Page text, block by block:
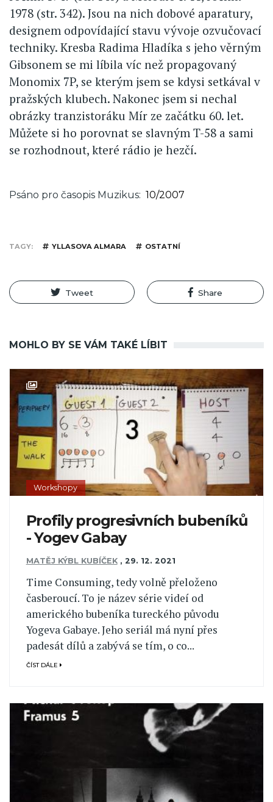
1978 (str. 342). Jsou na nich dobové aparatury,
designem odpovídající stavu vývoje ozvučovací
techniky. Kresba Radima Hladíka s jeho věrným
Gibsonem se mi líbila víc než propagovaný
Monomix 7P, se kterým jsem se kdysi setkával v
pražských klubech. Nakonec jsem si nechal
obrázky tranzistoráku Mír ze začátku 60. let.
Můžete si ho porovnat se slavným T-58 a sami
se rozhodnout, které rádio je hezčí.
Psáno pro časopis Muzikus 10/2007
TAGY YLLASOVA ALMARA OSTATNÍ
Tweet Share
MOHLO BY SE VÁM TAKÉ LÍBIT
Workshopy
Profily progresivních bubeníků
- Yogev Gabay
MATĚJ KÝBL KUBÍČEK , 29. 12. 2021
Time Consuming, tedy volně přeloženo
časberoucí. To je název série videí od
amerického bubeníka tureckého původu
Yogeva Gabaye. Jeho seriál má nyní přes
padesát dílů a zabývá se tím, o co...
ČÍST DÁLE